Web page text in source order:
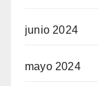
junio 2024
mayo 2024